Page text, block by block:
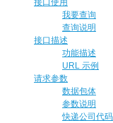
接口使用
我要查询
查询说明
接口描述
功能描述
URL 示例
请求参数
数据包体
参数说明
快递公司代码